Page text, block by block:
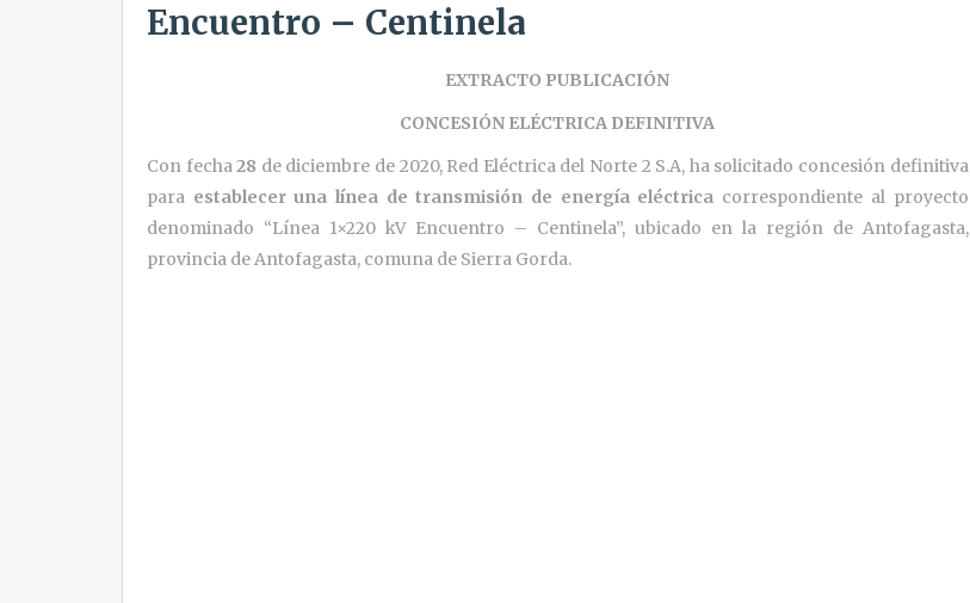
Encuentro – Centinela
EXTRACTO PUBLICACIÓN
CONCESIÓN ELÉCTRICA DEFINITIVA
Con fecha28 de diciembre de 2020, Red Eléctrica del Norte 2 S.A, ha solicitado concesión definitiva
para establecer una línea de transmisión de energía eléctrica correspondiente al proyecto
denominado “Línea 1×220 kV Encuentro – Centinela”, ubicado en la región de Antofagasta,
provincia de Antofagasta, comuna de Sierra Gorda.